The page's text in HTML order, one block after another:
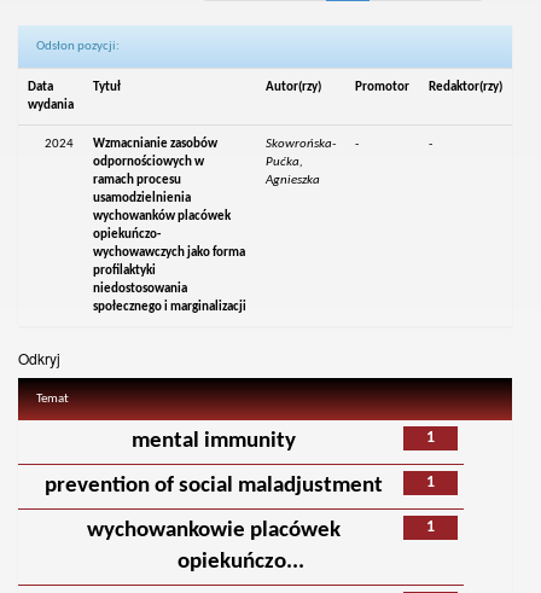
Odsłon pozycji:
Data
wydania
Tytuł Autor(rzy) Promotor Redaktor(rzy)
2024
Wzmacnianie zasobów
odpornościowych w
ramach procesu
usamodzielnienia
wychowanków placówek
opiekuńczo-
wychowawczych jako forma
profilaktyki
niedostosowania
społecznego i marginalizacji
Skowrońska-
Pućka,
Agnieszka
- -
Odkryj
Temat
1
mental immunity
1
prevention of social maladjustment
1
wychowankowie placówek
opiekuńczo...